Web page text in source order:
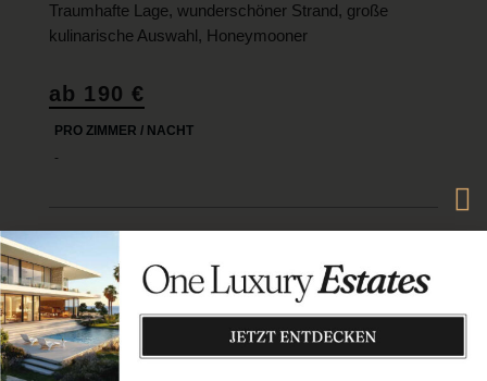
Traumhafte Lage, wunderschöner Strand, große
kulinarische Auswahl, Honeymooner
ab 190 €
PRO ZIMMER / NACHT
-
ONE&ONLY LE SAINT GÉRAN